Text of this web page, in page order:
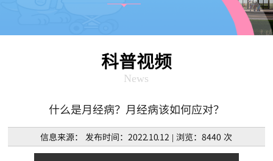
科普视频
News
什么是月经病？月经病该如何应对？
信息来源： 发布时间：2022.10.12 | 浏览：8440 次